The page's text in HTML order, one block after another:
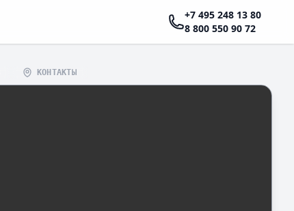
+7 495 248 13 80
8 800 550 90 72
КОНТАКТЫ